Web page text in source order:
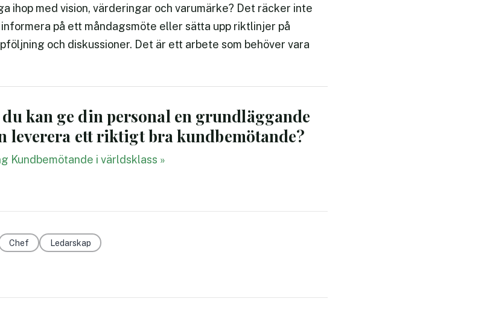
ihop med vision, värderingar och varumärke? Det räcker inte
på ett måndagsmöte eller sätta upp riktlinjer på
och diskussioner. Det är ett arbete som behöver vara
kan ge din personal en grundläggande
leverera ett riktigt bra kundbemötande?
Kundbemötande i världsklass »
Chef Ledarskap